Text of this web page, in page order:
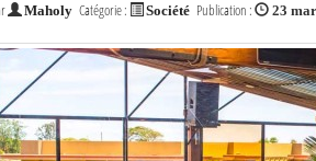
Maholy Catégorie : Société Publication : 23